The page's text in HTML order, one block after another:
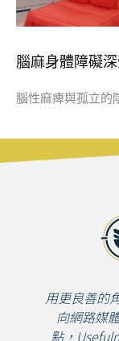
腦麻身體障礙
腦性麻痺與孤立的
用更良善的
向網路媒
點，